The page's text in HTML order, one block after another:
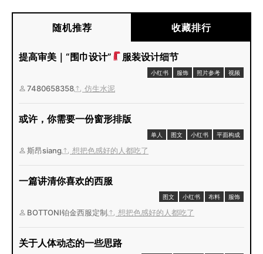
随机推荐 收藏排行
提高审美｜“围巾设计” 服装设计细节
小红书 服饰 照片参考 视频
7480658358 仿生水泥
或许，你需要一份窗形排版
单人 图文 小红书 平面构成
斯昂siang 想把色感好的人都吃了
一篇讲清你喜欢的西服
图文 小红书 布料 服饰
BOTTONI铂金西服定制 想把色感好的人都吃了
关于人体动态的一些思路